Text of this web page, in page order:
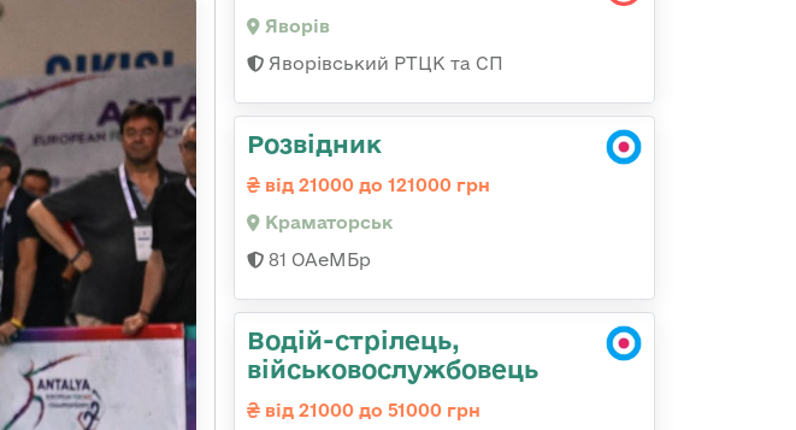
Яворів
Яворівський РТЦК та СП
Розвідник
від 21000 до 121000 грн
Краматорськ
81 ОАеМБр
Водій-стрілець,
військовослужбовець
від 21000 до 51000 грн